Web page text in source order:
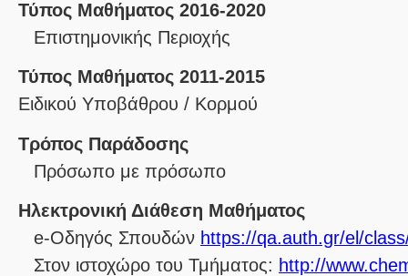
Τύπος Μαθήματος 2016-2020
Επιστημονικής Περιοχής
Τύπος Μαθήματος 2011-2015
Ειδικού Υποβάθρου / Κορμού
Τρόπος Παράδοσης
Πρόσωπο με πρόσωπο
Ηλεκτρονική Διάθεση Μαθήματος
e-Οδηγός Σπουδών https://qa.auth.gr/el/
Στον ιστοχώρο του Τμήματος: http://